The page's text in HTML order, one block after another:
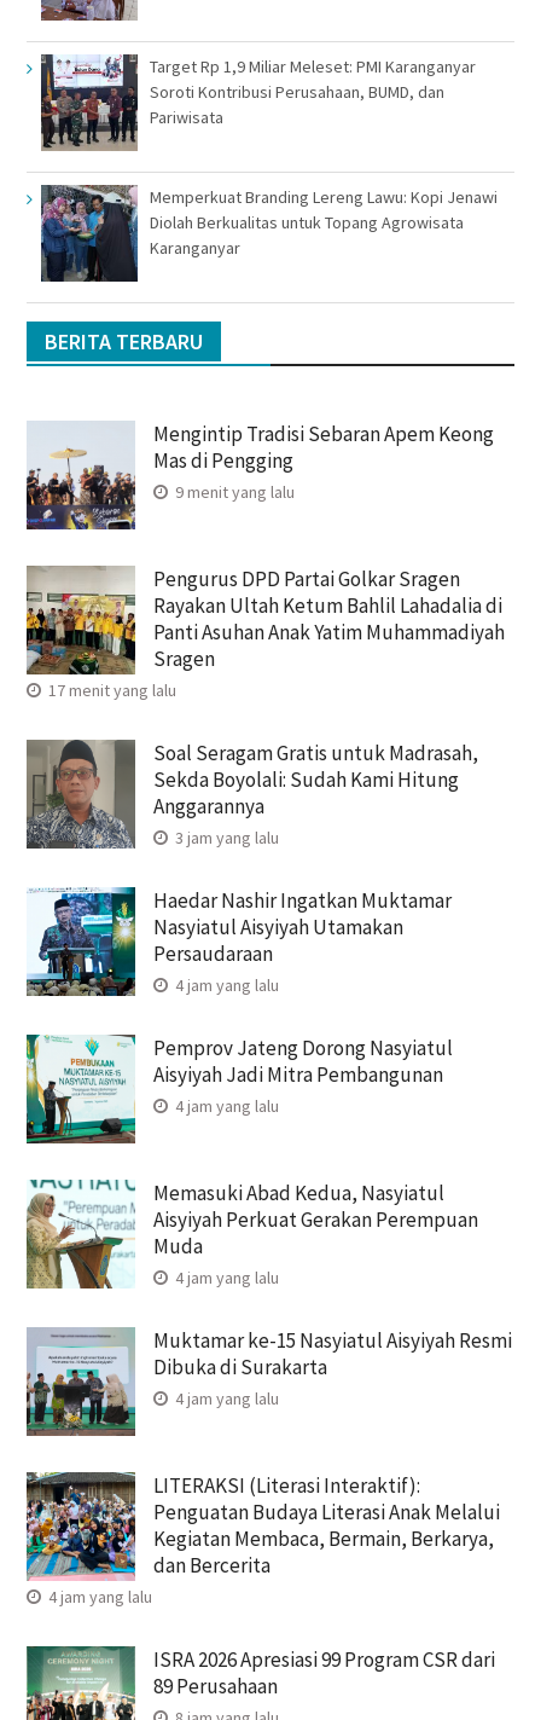
Target Rp 1,9 Miliar Meleset: PMI Karanganyar
Soroti Kontribusi Perusahaan, BUMD, dan
Pariwisata
Memperkuat Branding Lereng Lawu: Kopi Jenawi
Diolah Berkualitas untuk Topang Agrowisata
Karanganyar
BERITA TERBARU
Mengintip Tradisi Sebaran Apem Keong
Mas di Pengging
9 menit yang lalu
Pengurus DPD Partai Golkar Sragen
Rayakan Ultah Ketum Bahlil Lahadalia di
Panti Asuhan Anak Yatim Muhammadiyah
Sragen
17 menit yang lalu
Soal Seragam Gratis untuk Madrasah,
Sekda Boyolali: Sudah Kami Hitung
Anggarannya
3 jam yang lalu
Haedar Nashir Ingatkan Muktamar
Nasyiatul Aisyiyah Utamakan
Persaudaraan
4 jam yang lalu
Pemprov Jateng Dorong Nasyiatul
Aisyiyah Jadi Mitra Pembangunan
4 jam yang lalu
Memasuki Abad Kedua, Nasyiatul
Aisyiyah Perkuat Gerakan Perempuan
Muda
4 jam yang lalu
Muktamar ke-15 Nasyiatul Aisyiyah Resmi
Dibuka di Surakarta
4 jam yang lalu
LITERAKSI (Literasi Interaktif):
Penguatan Budaya Literasi Anak Melalui
Kegiatan Membaca, Bermain, Berkarya,
dan Bercerita
4 jam yang lalu
ISRA 2026 Apresiasi 99 Program CSR dari
89 Perusahaan